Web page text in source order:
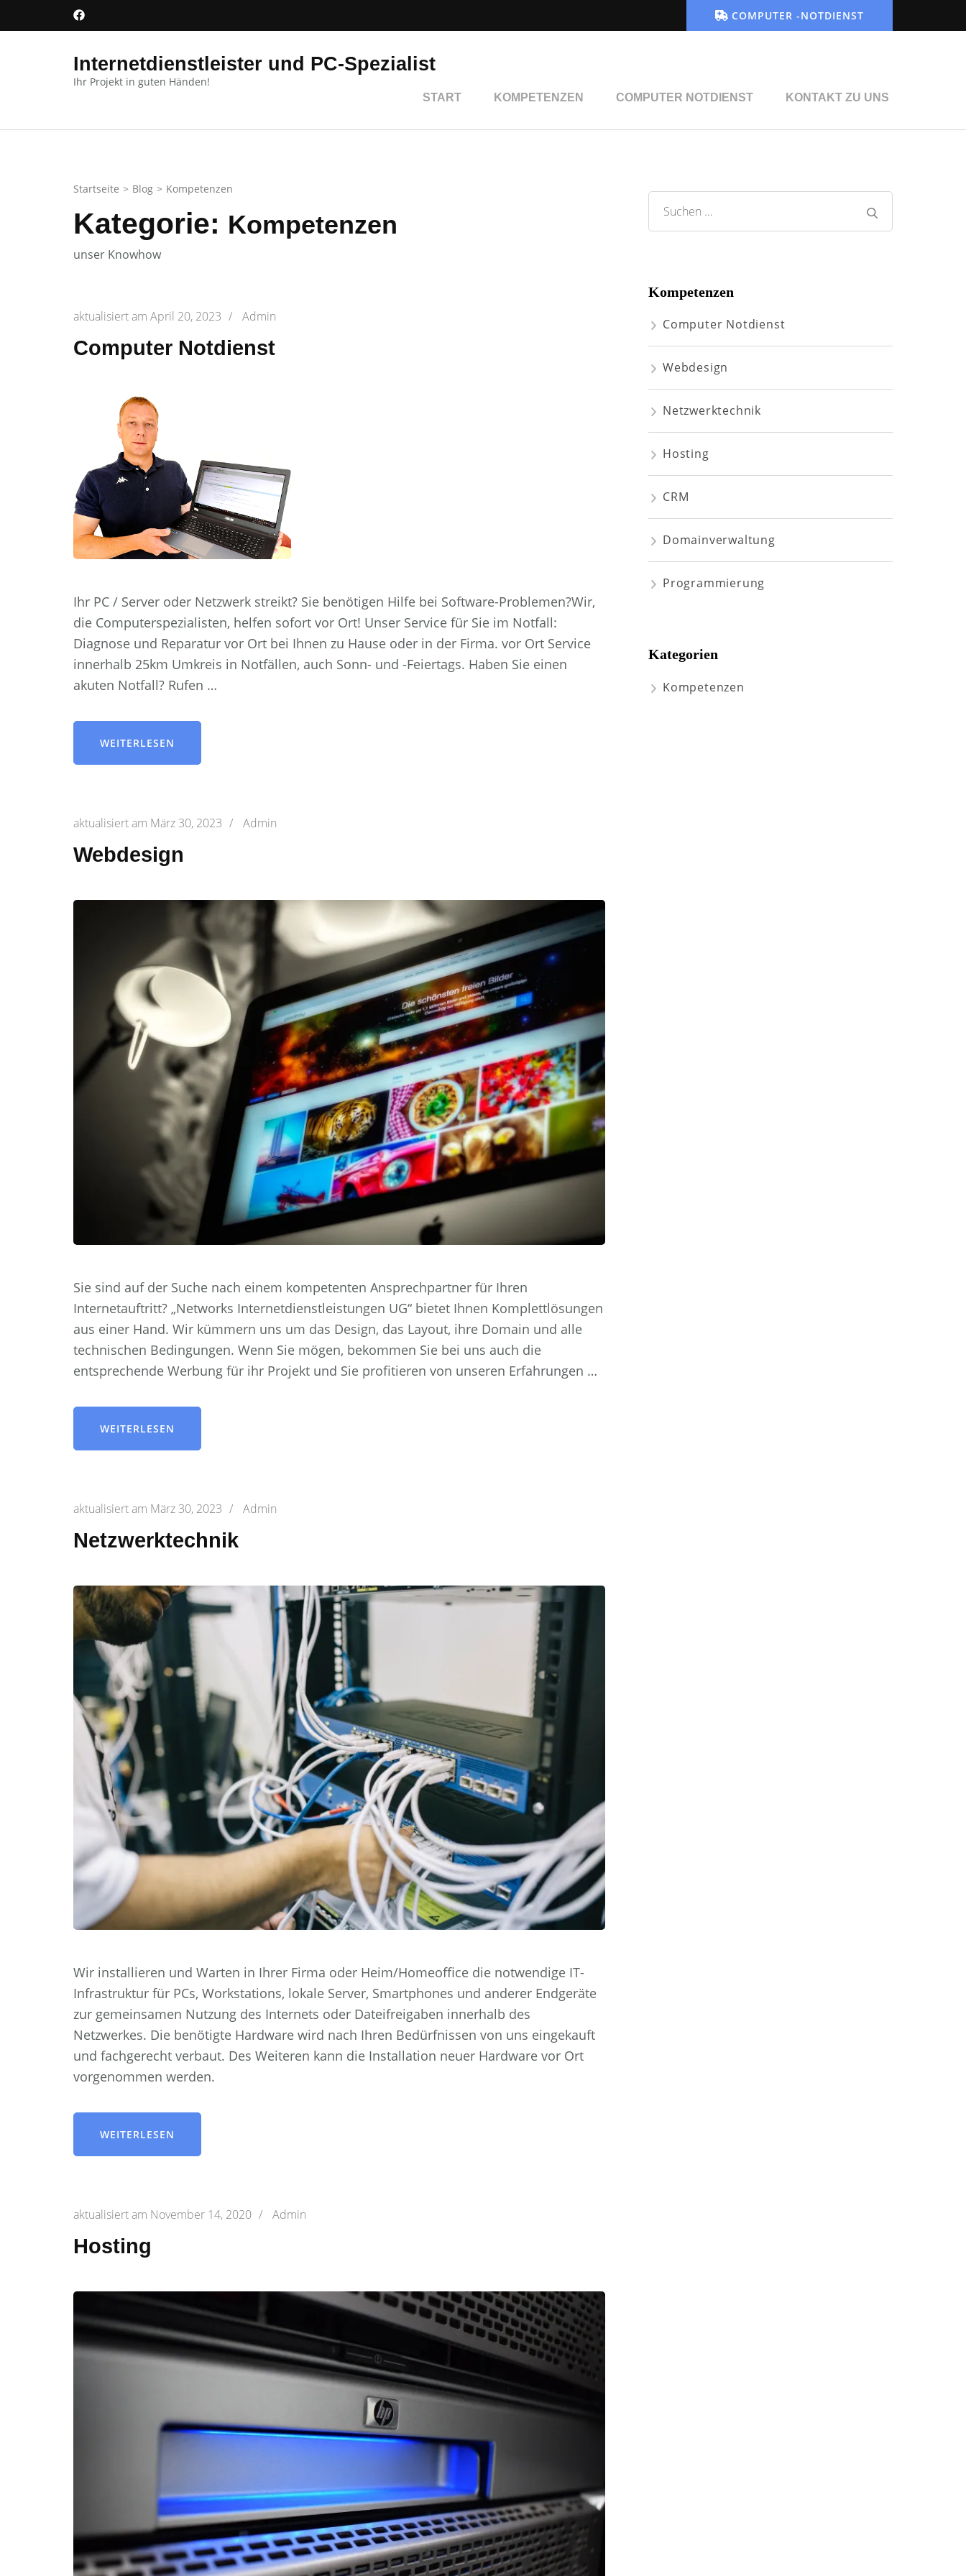
Inhalt
COMPUTER -NOTDIENST
Internetdienstleister und PC-Spezialist
Ihr Projekt in guten Händen!
START KOMPETENZEN COMPUTER NOTDIENST KONTAKT ZU UNS
Startseite > Blog > Kompetenzen
Kategorie: Kompetenzen
unser Knowhow
aktualisiert am April 20, 2023 / Admin
Computer Notdienst
Ihr PC / Server oder Netzwerk streikt? Sie benötigen Hilfe bei Software-Problemen?Wir,
die Computerspezialisten, helfen sofort vor Ort! Unser Service für Sie im Notfall:
Diagnose und Reparatur vor Ort bei Ihnen zu Hause oder in der Firma. vor Ort Service
innerhalb 25km Umkreis in Notfällen, auch Sonn- und -Feiertags. Haben Sie einen
akuten Notfall? Rufen …
WEITERLESEN
aktualisiert am März 30, 2023 / Admin
Webdesign
Sie sind auf der Suche nach einem kompetenten Ansprechpartner für Ihren
Internetauftritt? „Networks Internetdienstleistungen UG“ bietet Ihnen Komplettlösungen
aus einer Hand. Wir kümmern uns um das Design, das Layout, ihre Domain und alle
technischen Bedingungen. Wenn Sie mögen, bekommen Sie bei uns auch die
entsprechende Werbung für ihr Projekt und Sie profitieren von unseren Erfahrungen …
WEITERLESEN
aktualisiert am März 30, 2023 / Admin
Netzwerktechnik
Wir installieren und Warten in Ihrer Firma oder Heim/Homeoffice die notwendige IT-
Infrastruktur für PCs, Workstations, lokale Server, Smartphones und anderer Endgeräte
zur gemeinsamen Nutzung des Internets oder Dateifreigaben innerhalb des
Netzwerkes. Die benötigte Hardware wird nach Ihren Bedürfnissen von uns eingekauft
und fachgerecht verbaut. Des Weiteren kann die Installation neuer Hardware vor Ort
vorgenommen werden.
WEITERLESEN
aktualisiert am November 14, 2020 / Admin
Hosting
Suche
nach:
Kompetenzen
Computer Notdienst
Webdesign
Netzwerktechnik
Hosting
CRM
Domainverwaltung
Programmierung
Kategorien
Kompetenzen